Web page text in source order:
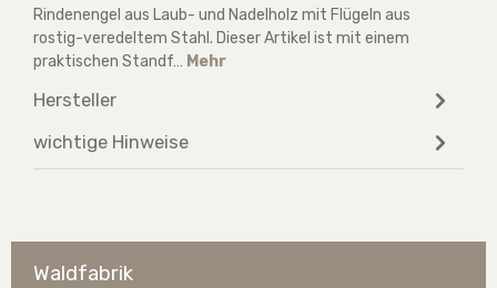
Rindenengel aus Laub- und Nadelholz mit Flügeln aus
rostig-veredeltem Stahl. Dieser Artikel ist mit einem
praktischen Standf… Mehr
Hersteller
wichtige Hinweise
Waldfabrik